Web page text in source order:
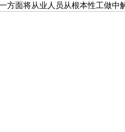
方面将从业人员从根本性工做